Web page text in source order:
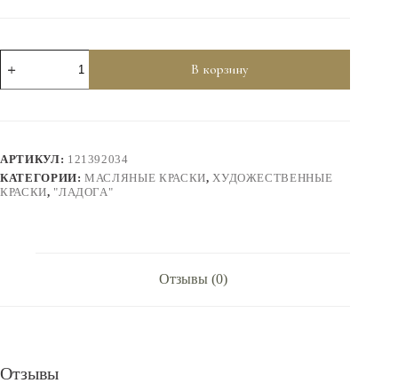
Количество
товара
Набор
Basic
colours,
6x18мл
В корзину
АРТИКУЛ: 121392034
КАТЕГОРИИ:МАСЛЯНЫЕ КРАСКИ, ХУДОЖЕСТВЕННЫЕ
КРАСКИ, "ЛАДОГА"
Отзывы (0)
Отзывы